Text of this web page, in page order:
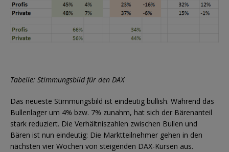
Tabelle: Stimmungsbild für den DAX
Das neueste Stimmungsbild ist eindeutig bullish. Während das
Bullenlager um 4% bzw. 7% zunahm, hat sich der Bärenanteil
stark reduziert. Die Verhältniszahlen zwischen Bullen und
Bären ist nun eindeutig: Die Marktteilnehmer gehen in den
nächsten vier Wochen von steigenden DAX-Kursen aus.